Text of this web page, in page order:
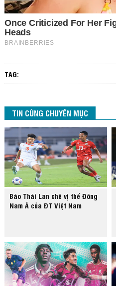
TAG:
TIN CÙNG CHUYÊN MỤC
Báo Thái Lan chê vị thế Đông
Nam Á của ĐT Việt Nam